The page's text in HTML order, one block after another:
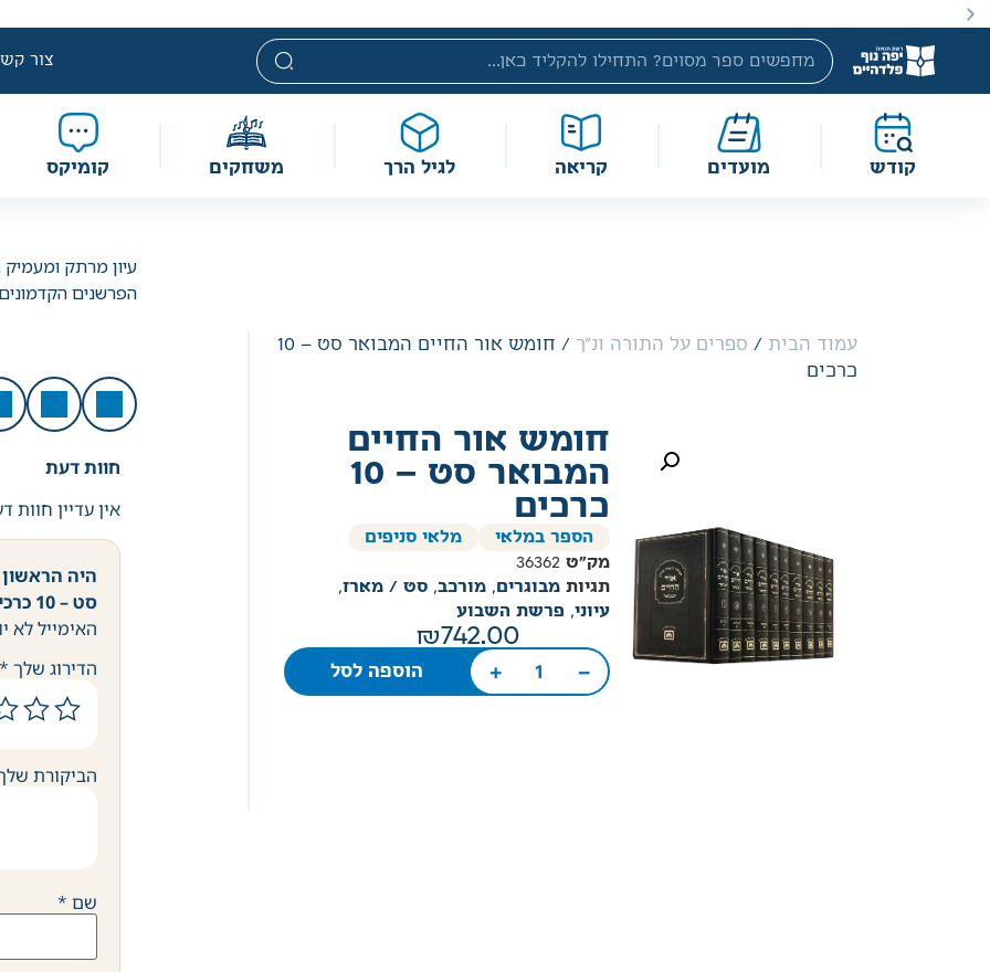
באתר מוצעים מוצרים במחירים נמוכים ומוזלים מהמחיר הקטלוגי. מחירים אלה ניתנים במסגרת מדיניות תמחור מוזלת, ואינם
מוגבלת וע״פ התקנות.
צור
קודש מועדים קריאה לגיל הרך משחקים קומיקס
עמוד הבית / ספרים על התורה ונ"ך
/ חומש אור החיים המבואר סט – 10
כרכים
חומש אור החיים
המבואר סט – 10
כרכים
הספר במלאי
מלאי סניפים
מק"ט 36362
תגיות מבוגרים, מורכב, סט / מארז,
עיוני, פרשת השבוע
742.00
−
+ הוספה לסל
עיון מרתק
הפרשנים
חוות דעת
אין עדיין חוות
היה
סט – 10 כרכים”
האימייל לא
הדירוג שלך *
הביקורת
שם *